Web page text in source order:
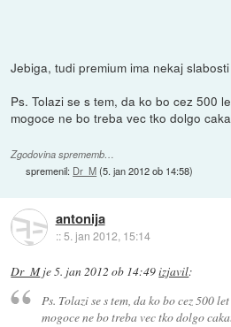
Jebiga, tudi premium ima nekaj slabosti
Ps. Tolazi se s tem, da ko bo cez 500
mogoce ne bo treba vec tko dolgo
Zgodovina sprememb…
spremenil: Dr_M(5. jan 2012 ob 14:58)
antonija
::5. jan 2012, 15:14
Dr_Mje5. jan 2012 ob 14:49izjavil:
Ps. Tolazi se s tem, da ko bo cez 500
mogoce ne bo treba vec tko dolgo